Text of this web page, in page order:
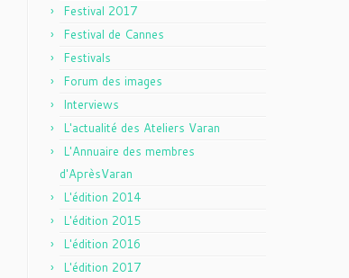
Festival 2017
Festival de Cannes
Festivals
Forum des images
Interviews
L'actualité des Ateliers Varan
L'Annuaire des membres
d'AprèsVaran
L'édition 2014
L'édition 2015
L'édition 2016
L'édition 2017